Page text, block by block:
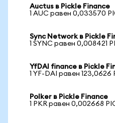
Auctus в Pickle Finance
1 AUC равен 0,033570
Sync Network в Pickle
1 SYNC равен 0,008421
YfDAI finance в Pickle
1 YF-DAI равен 123,0626
Polker в Pickle Finance
1 PKR равен 0,002668